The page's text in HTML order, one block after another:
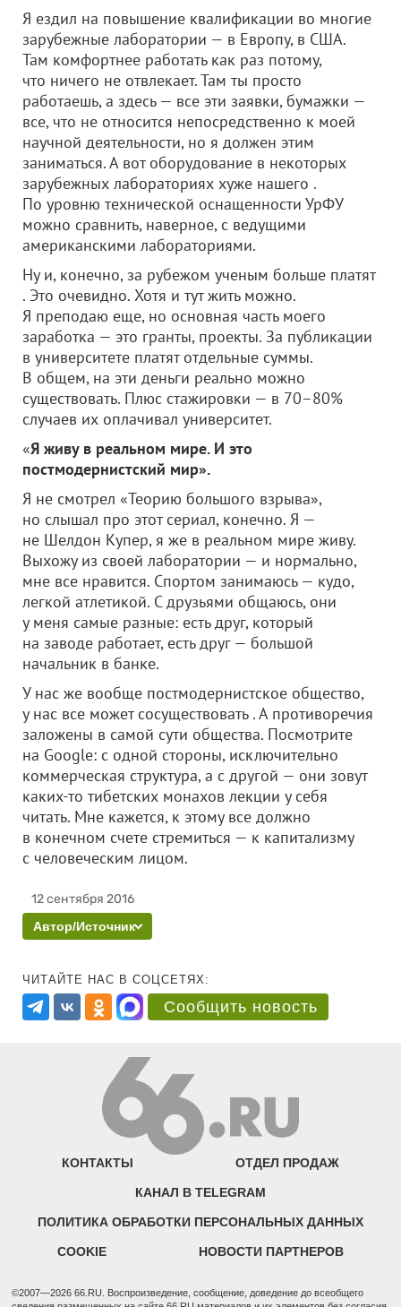
Я ездил на повышение квалификации во многие
зарубежные лаборатории — в Европу, в США.
Там комфортнее работать как раз потому,
что ничего не отвлекает. Там ты просто
работаешь, а здесь — все эти заявки, бумажки —
все, что не относится непосредственно к моей
научной деятельности, но я должен этим
заниматься. А вот оборудование в некоторых
зарубежных лабораториях хуже нашего .
По уровню технической оснащенности УрФУ
можно сравнить, наверное, с ведущими
американскими лабораториями.
Ну и, конечно, за рубежом ученым больше платят
. Это очевидно. Хотя и тут жить можно.
Я преподаю еще, но основная часть моего
заработка — это гранты, проекты. За публикации
в университете платят отдельные суммы.
В общем, на эти деньги реально можно
существовать. Плюс стажировки — в 70–80%
случаев их оплачивал университет.
«Я живу в реальном мире. И это
постмодернистский мир».
Я не смотрел «Теорию большого взрыва»,
но слышал про этот сериал, конечно. Я —
не Шелдон Купер, я же в реальном мире живу.
Выхожу из своей лаборатории — и нормально,
мне все нравится. Спортом занимаюсь — кудо,
легкой атлетикой. С друзьями общаюсь, они
у меня самые разные: есть друг, который
на заводе работает, есть друг — большой
начальник в банке.
У нас же вообще постмодернистское общество,
у нас все может сосуществовать . А противоречия
заложены в самой сути общества. Посмотрите
на Google: с одной стороны, исключительно
коммерческая структура, а с другой — они зовут
каких-то тибетских монахов лекции у себя
читать. Мне кажется, к этому все должно
в конечном счете стремиться — к капитализму
с человеческим лицом.
12 сентября 2016
Автор/Источник
ЧИТАЙТЕ НАС В СОЦСЕТЯХ:
Сообщить новость
КОНТАКТЫ ОТДЕЛ ПРОДАЖ
КАНАЛ В TELEGRAM
ПОЛИТИКА ОБРАБОТКИ ПЕРСОНАЛЬНЫХ ДАННЫХ
COOKIE НОВОСТИ ПАРТНЕРОВ
©2007—2026 66.RU. Воспроизведение, сообщение, доведение до всеобщего